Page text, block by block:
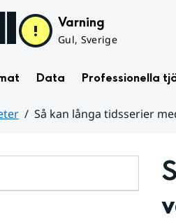
Varning
Gul, Sverige
Data Professionella
Så kan långa tidsserier